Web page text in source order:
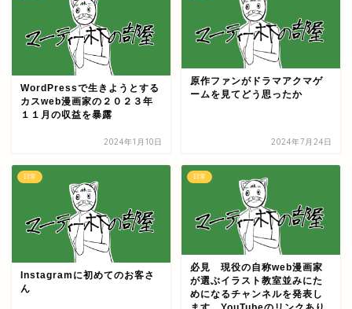
WordPressで生きようとする
カスweb漫画家の２０２３年
１１月の収益を暴露
2024年1月10日
原作ファンがドラマアクマゲ
ームを見てどう思ったか
2024年7月24日
日常
Instagramに初めてのお客さ
ん
日常
必見 現役の自称web漫画家
が選ぶイラスト教室並みにた
めになるチャンネルを発表し